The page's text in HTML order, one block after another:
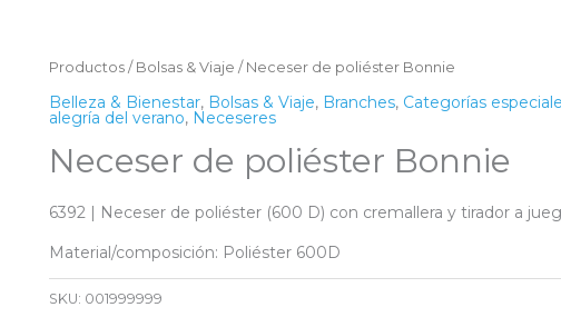
Productos / Bolsas & Viaje / Neceser de poliéster Bonnie
Belleza & Bienestar, Bolsas & Viaje, Branches, Categorías
alegría del verano, Neceseres
Neceser de poliéster Bonnie
6392 | Neceser de poliéster (600 D) con cremallera y tirador a
Material/composición: Poliéster 600D
SKU: 001999999